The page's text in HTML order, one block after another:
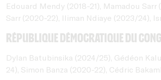
Edouard Mendy (2018-21), Mamadou
Sarr (2020-22), Iliman Ndiaye (2023/24),
République Démocratique du
Dylan Batubinsika (2024/25), Gédéon
24), Simon Banza (2020-22), Cédric